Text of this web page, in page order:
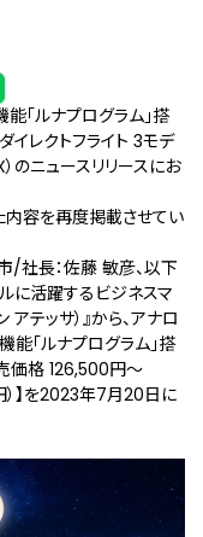
「ルナプログラム」搭
イレクトフライト 3モデ
ニュースリリースにお
内容を再度掲載させてい
/社長：佐藤 敏彦、以下
に活躍するビジネスマ
テッサ）』から、アナロ
「ルナプログラム」搭
価格 126,500円～
】を2023年7月20日に